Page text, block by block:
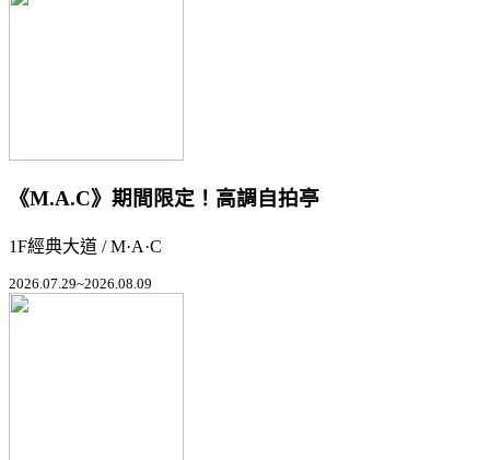
《M.A.C》期間限定！高調自拍亭
1F經典大道 / M·A·C
2026.07.29~2026.08.09